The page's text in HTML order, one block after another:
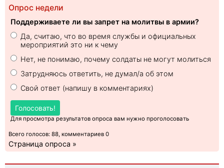
Опрос недели
Поддерживаете ли вы запрет на молитвы в армии?
Да, считаю, что во время службы и официальных
мероприятий это ни к чему
Нет, не понимаю, почему солдаты не могут молиться
Затрудняюсь ответить, не думал/а об этом
Свой ответ (напишу в комментариях)
Голосовать!
Для просмотра результатов опроса вам нужно проголосовать
Всего голосов: 88, комментариев 0
Страница опроса »